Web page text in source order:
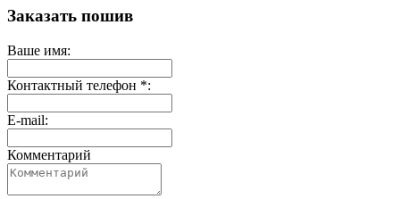
Заказать пошив
Ваше имя:
Контактный телефон *:
E-mail:
Комментарий